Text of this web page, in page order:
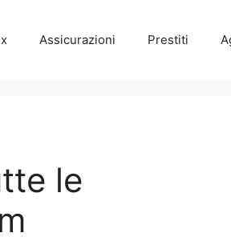
Assicurazioni Prestiti
le